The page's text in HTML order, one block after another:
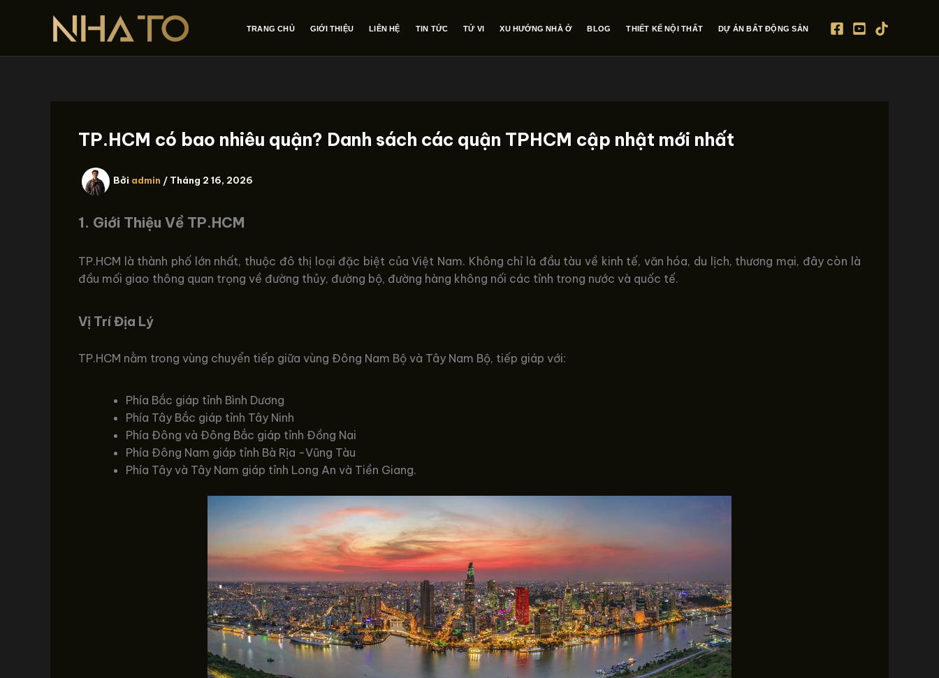
dung
TRANG CHỦ GIỚI THIỆU LIÊN HỆ TIN TỨC TỬ VI XU HƯỚNG NHÀ Ở BLOG THIẾT KẾ NỘI THẤT DỰ ÁN BẤT ĐỘNG SẢN
TP.HCM có bao nhiêu quận? Danh sách các quận TPHCM cập nhật mới nhất
Bởi admin / Tháng 2 16, 2026
1. Giới Thiệu Về TP.HCM
TP.HCM là thành phố lớn nhất, thuộc đô thị loại đặc biệt của Việt Nam. Không chỉ là đầu tàu về kinh tế, văn hóa, du lịch, thương mại, đây còn là
đầu mối giao thông quan trọng về đường thủy, đường bộ, đường hàng không nối các tỉnh trong nước và quốc tế.
Vị Trí Địa Lý
TP.HCM nằm trong vùng chuyển tiếp giữa vùng Đông Nam Bộ và Tây Nam Bộ, tiếp giáp với:
Phía Bắc giáp tỉnh Bình Dương
Phía Tây Bắc giáp tỉnh Tây Ninh
Phía Đông và Đông Bắc giáp tỉnh Đồng Nai
Phía Đông Nam giáp tỉnh Bà Rịa -Vũng Tàu
Phía Tây và Tây Nam giáp tỉnh Long An và Tiền Giang.